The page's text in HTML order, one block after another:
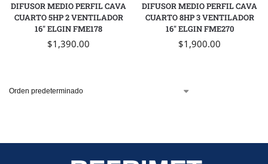
DIFUSOR MEDIO PERFIL CAVA
CUARTO 5HP 2 VENTILADOR
16″ ELGIN FME178
$1,390.00
DIFUSOR MEDIO PERFIL CAVA
CUARTO 8HP 3 VENTILADOR
16″ ELGIN FME270
$1,900.00